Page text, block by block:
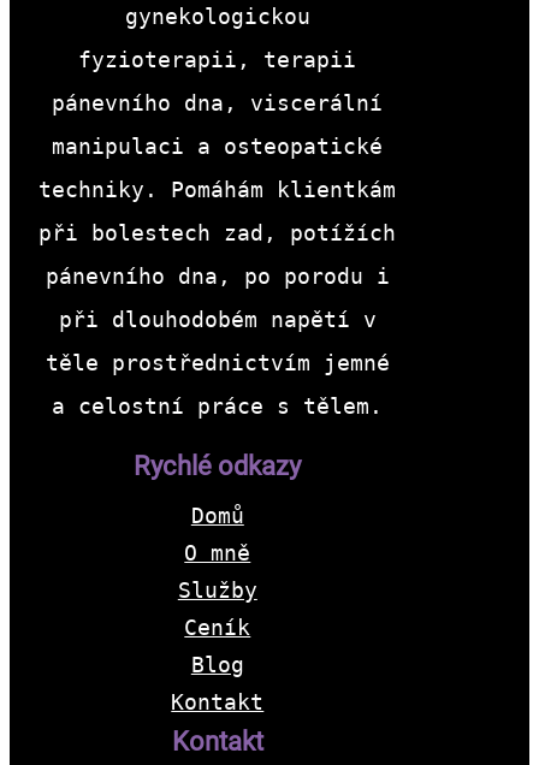
gynekologickou
fyzioterapii, terapii
pánevního dna, viscerální
manipulaci a osteopatické
techniky. Pomáhám klientkám
při bolestech zad, potížích
pánevního dna, po porodu i
při dlouhodobém napětí v
těle prostřednictvím jemné
a celostní práce s tělem.
Rychlé odkazy
Domů
O mně
Služby
Ceník
Blog
Kontakt
Kontakt